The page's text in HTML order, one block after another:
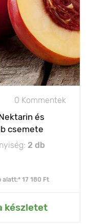
0 Kommentek
és
csemete
2 db
alatt:* 17 180 Ft
készletet